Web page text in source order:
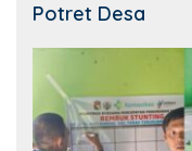
Potret Desa